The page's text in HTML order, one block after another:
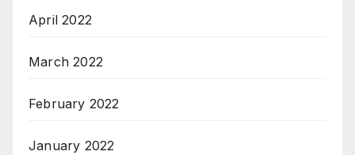
April 2022
March 2022
February 2022
January 2022